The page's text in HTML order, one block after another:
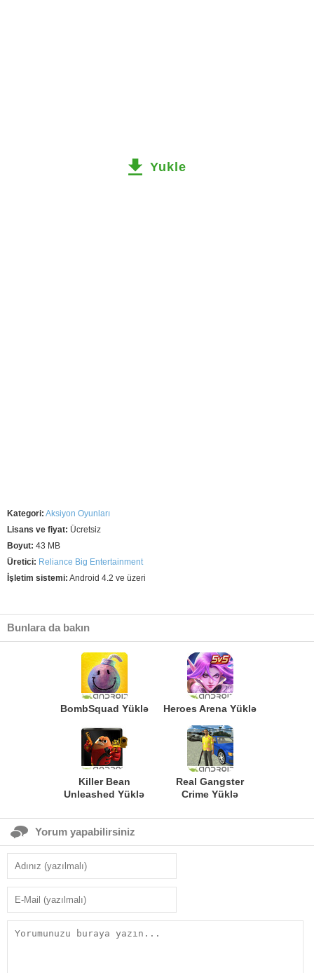
Yukle
Kategori: Aksiyon Oyunları
Lisans ve fiyat: Ücretsiz
Boyut: 43 MB
Üretici: Reliance Big Entertainment
İşletim sistemi: Android 4.2 ve üzeri
Bunlara da bakın
BombSquad Yüklə Heroes Arena Yüklə
Killer Bean
Unleashed Yüklə
Real Gangster
Crime Yüklə
Yorum yapabilirsiniz